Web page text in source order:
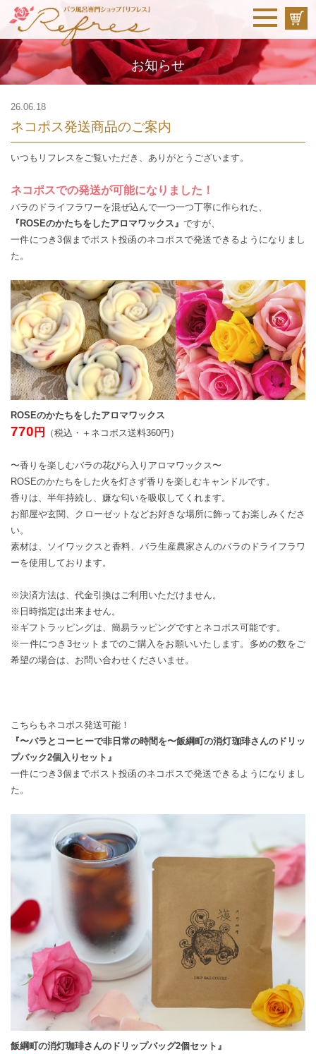
お知らせ
26.06.18
ネコポス発送商品のご案内
いつもリフレスをご覧いただき、ありがとうございます。
ネコポスでの発送が可能になりました！
バラのドライフラワーを混ぜ込んで一つ一つ丁寧に作られた、
『ROSEのかたちをしたアロマワックス』 ですが、
一件につき3個までポスト投函のネコポスで発送できるようになりまし
た。
ROSEのかたちをしたアロマワックス
770 円 （税込・＋ネコポス送料360円）
〜香りを楽しむバラの花びら入りアロマワックス〜
ROSEのかたちをした火を灯さず香りを楽しむキャンドルです。
香りは、半年持続し、嫌な匂いを吸収してくれます。
お部屋や玄関、クローゼットなどお好きな場所に飾ってお楽しみくださ
い。
素材は、ソイワックスと香料、バラ生産農家さんのバラのドライフラワ
ーを使用しております。
※決済方法は、代金引換はご利用いただけません。
※日時指定は出来ません。
※ギフトラッピングは、簡易ラッピングですとネコポス可能です。
※一件につき3セットまでのご購入をお願いいたします。多めの数をご
希望の場合は、お問い合わせくださいませ。
こちらもネコポス発送可能！
『〜バラとコーヒーで非日常の時間を〜飯綱町の消灯珈琲さんのドリッ
プバック2個入りセット』
一件につき3個までポスト投函のネコポスで発送できるようになりまし
た。
飯綱町の消灯珈琲さんのドリップバッグ2個セット』